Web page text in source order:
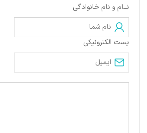
نــام و نام خانوادگی
پست الکترونیکی